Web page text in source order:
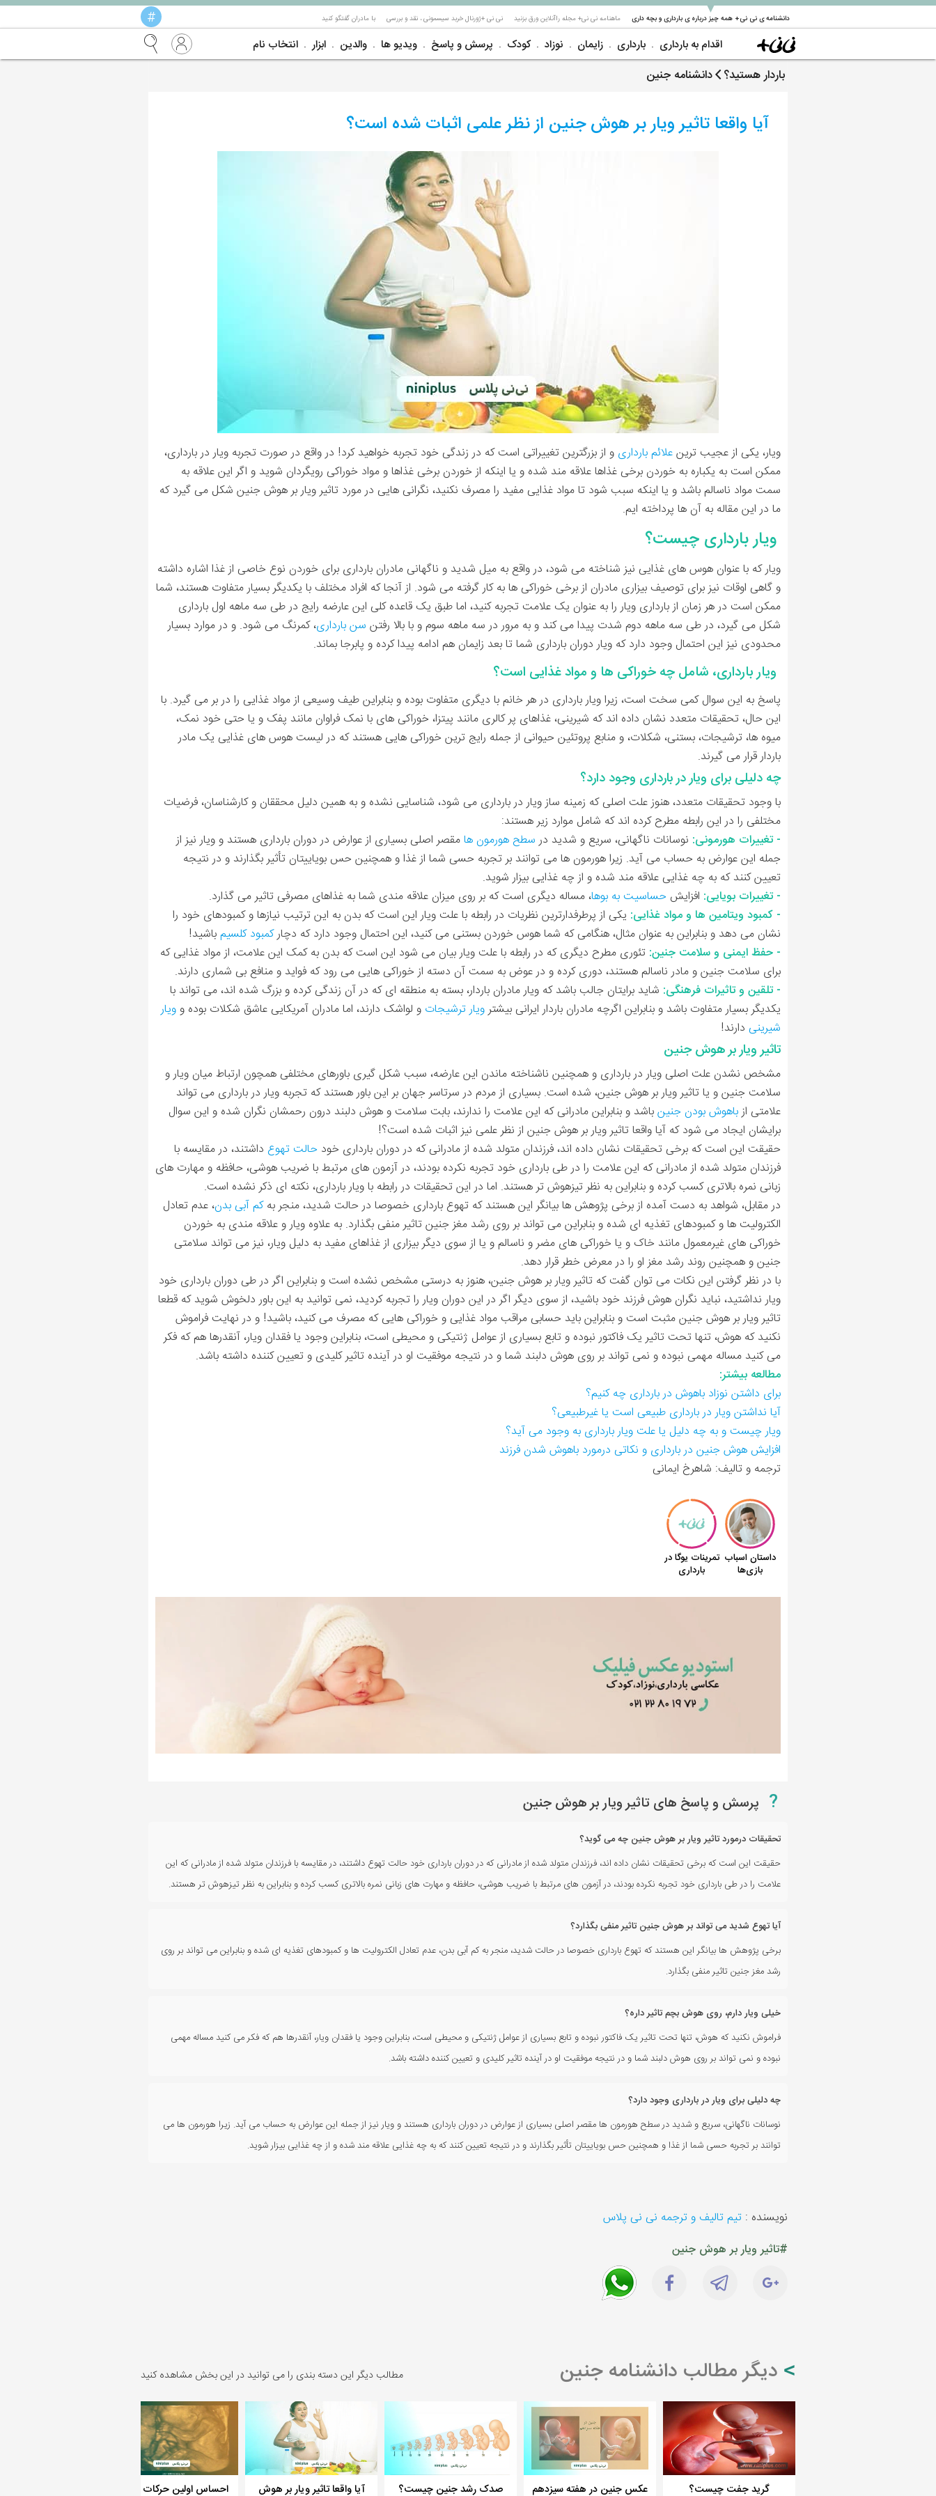
دانشنامه ی نی نی+ همه چیز درباره ی بارداری و بچه داری
▼ ماهنامه نی نی+ مجله راآنلاین ورق بزنید نی نی +ژورنال خربد سیسمونی ، نقد و بررسی با مادران گفتگو کنید #
اقدام به بارداری بارداری زایمان نوزاد کودک پرسش و پاسخ ویدیو ها والدین ابزار انتخاب نام
باردار هستید؟ دانشنامه جنین
آیا واقعا تاثیر ویار بر هوش جنین از نظر علمی اثبات شده است؟
ویار، یکی از عجیب ترینعلائم بارداری و از بزرگترین تغییراتی است که در زندگی خود تجربه خواهید کرد! در واقع در صورت تجربه ویار در بارداری،
ممکن است به یکباره به خوردن برخی غذاها علاقه مند شده و یا اینکه از خوردن برخی غذاها و مواد خوراکی رویگردان شوید و اگر این علاقه به
سمت مواد ناسالم باشد و یا اینکه سبب شود تا مواد غذایی مفید را مصرف نکنید، نگرانی هایی در مورد تاثیر ویار بر هوش جنین شکل می گیرد که
ما در این مقاله به آن ها پرداخته ایم.
ویار بارداری چیست؟
ویار که با عنوان هوس های غذایی نیز شناخته می شود، در واقع به میل شدید و ناگهانی مادران بارداری برای خوردن نوع خاصی از غذا اشاره داشته
و گاهی اوقات نیز برای توصیف بیزاری مادران از برخی خوراکی ها به کار گرفته می شود. از آنجا که افراد مختلف با یکدیگر بسیار متفاوت هستند، شما
ممکن است در هر زمان از بارداری ویار را به عنوان یک علامت تجربه کنید، اما طبق یک قاعده کلی این عارضه رایج در طی سه ماهه اول بارداری
شکل می گیرد، در طی سه ماهه دوم شدت پیدا می کند و به مرور در سه ماهه سوم و با بالا رفتن سن بارداری، کمرنگ می شود. و در موارد بسیار
محدودی نیز این احتمال وجود دارد که ویار دوران بارداری شما تا بعد زایمان هم ادامه پیدا کرده و پابرجا بماند.
ویار بارداری، شامل چه خوراکی ها و مواد غذایی است؟
پاسخ به این سوال کمی سخت است، زیرا ویار بارداری در هر خانم با دیگری متفاوت بوده و بنابراین طیف وسیعی از مواد غذایی را در بر می گیرد. با
این حال، تحقیقات متعدد نشان داده اند که شیرینی، غذاهای پر کالری مانند پیتزا، خوراکی های با نمک فراوان مانند پفک و یا حتی خود نمک،
میوه ها، ترشیجات، بستنی، شکلات، و منابع پروتئین حیوانی از جمله رایج ترین خوراکی هایی هستند که در لیست هوس های غذایی یک مادر
باردار قرار می گیرند.
چه دلیلی برای ویار در بارداری وجود دارد؟
با وجود تحقیقات متعدد، هنوز علت اصلی که زمینه ساز ویار در بارداری می شود، شناسایی نشده و به همین دلیل محققان و کارشناسان، فرضیات
مختلفی را در این رابطه مطرح کرده اند که شامل موارد زیر هستند:
- تغییرات هورمونی: نوسانات ناگهانی، سریع و شدید درسطح هورمون هامقصر اصلی بسیاری از عوارض در دوران بارداری هستند و ویار نیز از
جمله این عوارض به حساب می آید. زیرا هورمون ها می توانند بر تجربه حسی شما از غذا و همچنین حس بویاییتان تأثیر بگذارند و در نتیجه
تعیین کنند که به چه غذایی علاقه مند شده و از چه غذایی بیزار شوید.
- تغییرات بویایی: افزایش حساسیت به بوها، مساله دیگری است که بر روی میزان علاقه مندی شما به غذاهای مصرفی تاثیر می گذارد.
- کمبود ویتامین ها و مواد غذایی: یکی از پرطرفدارترین نظریات در رابطه با علت ویار این است که بدن به این ترتیب نیازها و کمبودهای خود را
نشان می دهد و بنابراین به عنوان مثال، هنگامی که شما هوس خوردن بستنی می کنید، این احتمال وجود دارد که دچارکمبود کلسیمباشید!
- حفظ ایمنی و سلامت جنین: تئوری مطرح دیگری که در رابطه با علت ویار بیان می شود این است که بدن به کمک این علامت، از مواد غذایی که
برای سلامت جنین و مادر ناسالم هستند، دوری کرده و در عوض به سمت آن دسته از خوراکی هایی می رود که فواید و منافع بی شماری دارند.
- تلقین و تاثیرات فرهنگی: شاید برایتان جالب باشد که ویار مادران باردار، بسته به منطقه ای که در آن زندگی کرده و بزرگ شده اند، می تواند با
یکدیگر بسیار متفاوت باشد و بنابراین اگرچه مادران باردار ایرانی بیشترویار ترشیجات و لواشک دارند، اما مادران آمریکایی عاشق شکلات بوده وویار
شیرینی دارند!
تاثیر ویار بر هوش جنین
مشخص نشدن علت اصلی ویار در بارداری و همچنین ناشناخته ماندن این عارضه، سبب شکل گیری باورهای مختلفی همچون ارتباط میان ویار و
سلامت جنین و یا تاثیر ویار بر هوش جنین، شده است. بسیاری از مردم در سرتاسر جهان بر این باور هستند که تجربه ویار در بارداری می تواند
علامتی ازباهوش بودن جنینباشد و بنابراین مادرانی که این علامت را ندارند، بابت سلامت و هوش دلبند درون رحمشان نگران شده و این سوال
برایشان ایجاد می شود که آیا واقعا تاثیر ویار بر هوش جنین از نظر علمی نیز اثبات شده است؟!
حقیقت این است که برخی تحقیقات نشان داده اند، فرزندان متولد شده از مادرانی که در دوران بارداری خود حالت تهوع داشتند، در مقایسه با
فرزندان متولد شده از مادرانی که این علامت را در طی بارداری خود تجربه نکرده بودند، در آزمون های مرتبط با ضریب هوشی، حافظه و مهارت های
زبانی نمره بالاتری کسب کرده و بنابراین به نظر تیزهوش تر هستند. اما در این تحقیقات در رابطه با ویار بارداری، نکته ای ذکر نشده است.
در مقابل، شواهد به دست آمده از برخی پژوهش ها بیانگر این هستند که تهوع بارداری خصوصا در حالت شدید، منجر بهکم آبی بدن، عدم تعادل
الکترولیت ها و کمبودهای تغذیه ای شده و بنابراین می تواند بر روی رشد مغز جنین تاثیر منفی بگذارد. به علاوه ویار و علاقه مندی به خوردن
خوراکی های غیرمعمول مانند خاک و یا خوراکی های مضر و ناسالم و یا از سوی دیگر بیزاری از غذاهای مفید به دلیل ویار، نیز می تواند سلامتی
جنین و همچنین روند رشد مغز او را در معرض خطر قرار دهد.
با در نظر گرفتن این نکات می توان گفت که تاثیر ویار بر هوش جنین، هنوز به درستی مشخص نشده است و بنابراین اگر در طی دوران بارداری خود
ویار نداشتید، نباید نگران هوش فرزند خود باشید، از سوی دیگر اگر در این دوران ویار را تجربه کردید، نمی توانید به این باور دلخوش شوید که قطعا
تاثیر ویار بر هوش جنین مثبت است و بنابراین باید حسابی مراقب مواد غذایی و خوراکی هایی که مصرف می کنید، باشید! و در نهایت فراموش
نکنید که هوش، تنها تحت تاثیر یک فاکتور نبوده و تابع بسیاری از عوامل ژنتیکی و محیطی است، بنابراین وجود یا فقدان ویار، آنقدرها هم که فکر
می کنید مساله مهمی نبوده و نمی تواند بر روی هوش دلبند شما و در نتیجه موفقیت او در آینده تاثیر کلیدی و تعیین کننده داشته باشد.
مطالعه بیشتر:
برای داشتن نوزاد باهوش در بارداری چه کنیم؟
آیا نداشتن ویار در بارداری طبیعی است یا غیرطبیعی؟
ويار چيست و به چه دلیل یا علت ویار بارداری به وجود می آید؟
افزایش هوش جنین در بارداری و نکاتی درمورد باهوش شدن فرزند
ترجمه و تالیف: شاهرخ ایمانی
? پرسش و پاسخ های تاثیر ویار بر هوش جنین
تحقیقات درمورد تاثیر ویار بر هوش جنین چه می گوید؟
حقیقت این است که برخی تحقیقات نشان داده اند، فرزندان متولد شده از مادرانی که در دوران بارداری خود حالت تهوع داشتند، در مقایسه با فرزندان متولد شده از مادرانی که این
علامت را در طی بارداری خود تجربه نکرده بودند، در آزمون های مرتبط با ضریب هوشی، حافظه و مهارت های زبانی نمره بالاتری کسب کرده و بنابراین به نظر تیزهوش تر هستند.
آیا تهوع شدید می تواند بر هوش جنین تاثیر منفی بگذارد؟
برخی پژوهش ها بیانگر این هستند که تهوع بارداری خصوصا در حالت شدید، منجر به کم آبی بدن، عدم تعادل الکترولیت ها و کمبودهای تغذیه ای شده و بنابراین می تواند بر روی
رشد مغز جنین تاثیر منفی بگذارد.
خیلی ویار دارم، روی هوش بچم تاثیر داره؟
فراموش نکنید که هوش، تنها تحت تاثیر یک فاکتور نبوده و تابع بسیاری از عوامل ژنتیکی و محیطی است، بنابراین وجود یا فقدان ویار، آنقدرها هم که فکر می کنید مساله مهمی
نبوده و نمی تواند بر روی هوش دلبند شما و در نتیجه موفقیت او در آینده تاثیر کلیدی و تعیین کننده داشته باشد.
چه دلیلی برای ویار در بارداری وجود دارد؟
نوسانات ناگهانی، سریع و شدید در سطح هورمون ها مقصر اصلی بسیاری از عوارض در دوران بارداری هستند و ویار نیز از جمله این عوارض به حساب می آید. زیرا هورمون ها می
توانند بر تجربه حسی شما از غذا و همچنین حس بویاییتان تأثیر بگذارند و در نتیجه تعیین کنند که به چه غذایی علاقه مند شده و از چه غذایی بیزار شوید.
نویسنده : تیم تالیف و ترجمه نی نی پلاس
#تاثیر ویار بر هوش جنین
دیگر مطالب دانشنامه جنین مطالب دیگر این دسته بندی را می توانید در این بخش مشاهده کنید
گرید جفت چیست؟ عکس جنین در هفته سیزدهم صدک رشد جنین چیست؟ آیا واقعا تاثیر ویار بر هوش احساس اولین حرکات جنین،